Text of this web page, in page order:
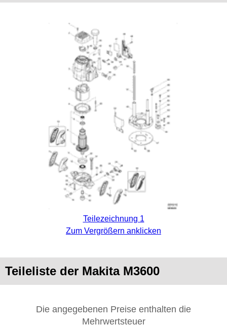
Teilezeichnung 1
Zum Vergrößern anklicken
Teileliste der Makita M3600
Die angegebenen Preise enthalten die
Mehrwertsteuer